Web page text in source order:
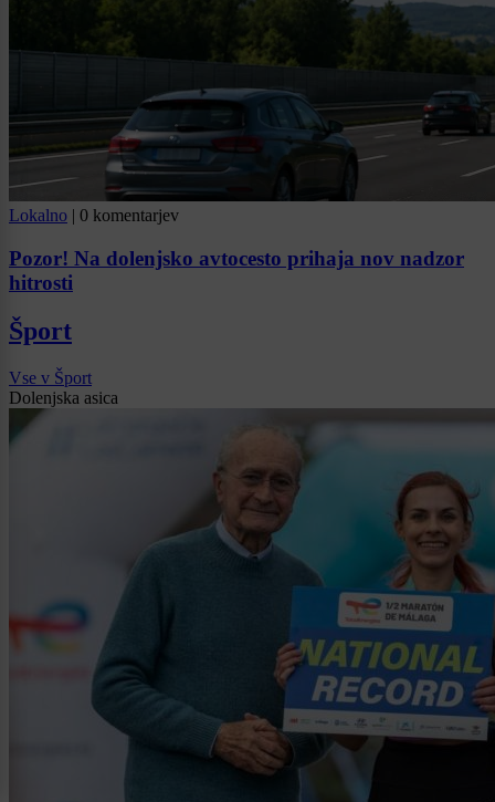
Lokalno | 0 komentarjev
Pozor! Na dolenjsko avtocesto prihaja nov nadzor
hitrosti
Šport
Vse v Šport
Dolenjska asica